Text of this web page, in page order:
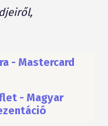
- Mastercard
- Magyar